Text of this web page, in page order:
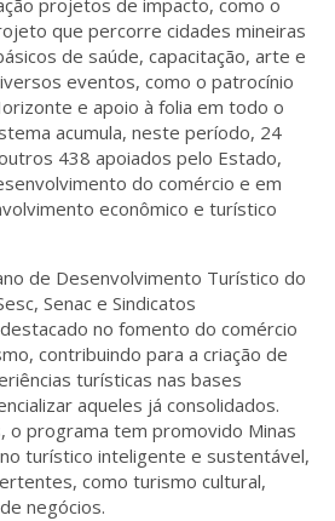
projetos de impacto, como o
que percorre cidades mineiras
de saúde, capacitação, arte e
eventos, como o patrocínio
e apoio à folia em todo o
acumula, neste período, 24
438 apoiados pelo Estado,
do comércio e em
econômico e turístico
de Desenvolvimento Turístico do
Senac e Sindicatos
no fomento do comércio
contribuindo para a criação de
turísticas nas bases
aqueles já consolidados.
o programa tem promovido Minas
turístico inteligente e sustentável,
como turismo cultural,
negócios.